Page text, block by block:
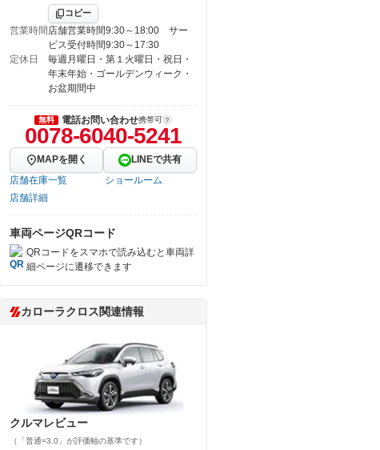
コピー
営業時間 店舗営業時間9:30～18:00 サー
ビス受付時間9:30～17:30
定休日
毎週月曜日・第１火曜日・祝日・
年末年始・ゴールデンウィーク・
お盆期間中
無料 電話お問い合わせ携帯可
0078-6040-5241
MAPを開く
LINEで共有
店舗在庫一覧
ショールーム
店舗詳細
車両ページQRコード
QRコードをスマホで読み込むと車両詳
細ページに遷移できます
カローラクロス関連情報
クルマレビュー
（「普通=3.0」が評価軸の基準です）